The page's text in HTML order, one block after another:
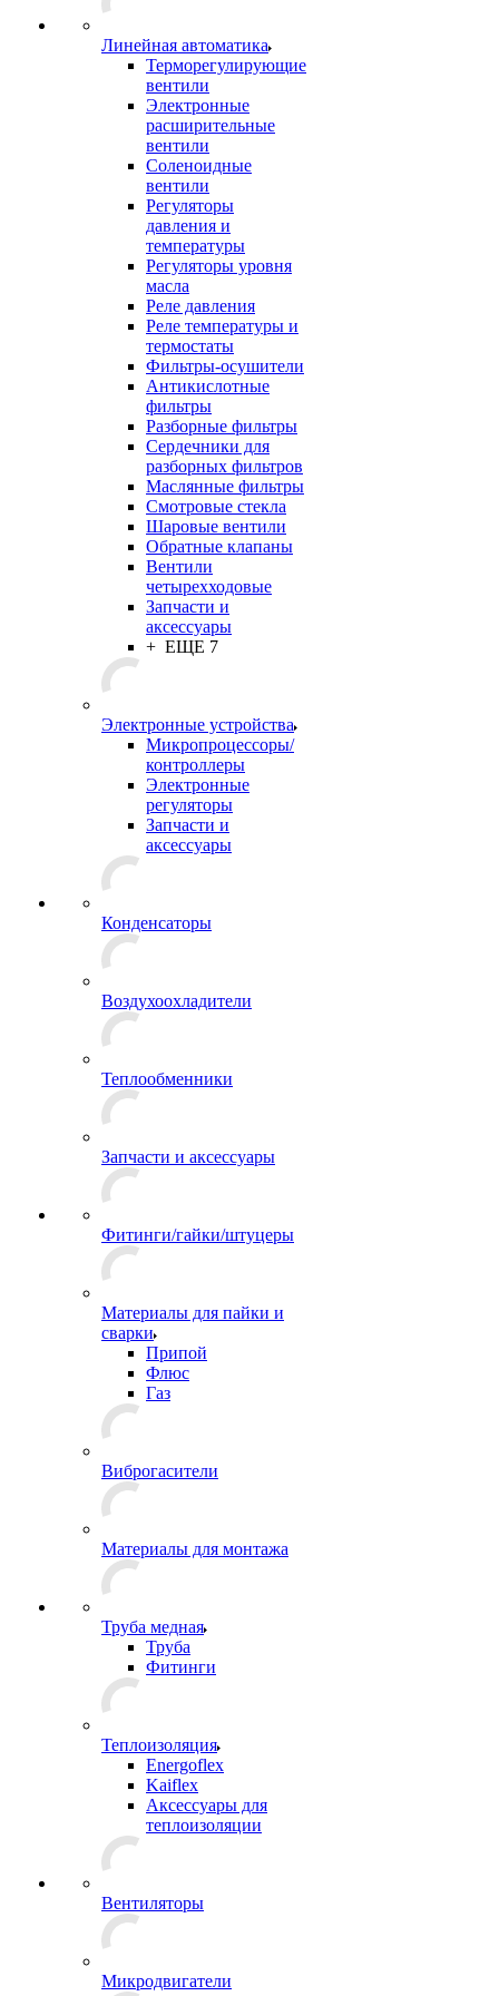
Линейная автоматика
Терморегулирующие
вентили
Электронные
расширительные
вентили
Соленоидные
вентили
Регуляторы
давления и
температуры
Регуляторы уровня
масла
Реле давления
Реле температуры и
термостаты
Фильтры-осушители
Антикислотные
фильтры
Разборные фильтры
Сердечники для
разборных фильтров
Маслянные фильтры
Смотровые стекла
Шаровые вентили
Обратные клапаны
Вентили
четырехходовые
Запчасти и
аксессуары
+ ЕЩЕ 7
Электронные устройства
Микропроцессоры/
контроллеры
Электронные
регуляторы
Запчасти и
аксессуары
Конденсаторы
Воздухоохладители
Теплообменники
Запчасти и аксессуары
Фитинги/гайки/штуцеры
Материалы для пайки и
сварки
Припой
Флюс
Газ
Виброгасители
Материалы для монтажа
Труба медная
Труба
Фитинги
Теплоизоляция
Energoflex
Kaiflex
Аксессуары для
теплоизоляции
Вентиляторы
Микродвигатели